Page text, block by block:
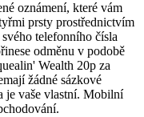
oznámení, které vám
prsty prostřednictvím
telefonního čísla
odměnu v podobě
Wealth 20p za
žádné sázkové
je vaše vlastní. Mobilní